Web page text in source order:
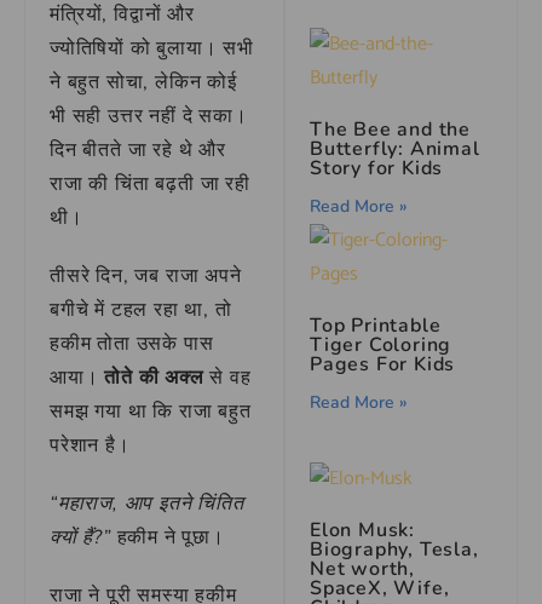
मंत्रियों, विद्वानों और
ज्योतिषियों को बुलाया। सभी
ने बहुत सोचा, लेकिन कोई
भी सही उत्तर नहीं दे सका।
दिन बीतते जा रहे थे और
राजा की चिंता बढ़ती जा रही
थी।
तीसरे दिन, जब राजा अपने
बगीचे में टहल रहा था, तो
हकीम तोता उसके पास
आया।तोते की अक्लसे वह
समझ गया था कि राजा बहुत
परेशान है।
“महाराज, आप इतने चिंतित
क्यों हैं?”हकीम ने पूछा।
राजा ने पूरी समस्या हकीम
The Bee and the
Butterfly: Animal
Story for Kids
Read More »
Top Printable
Tiger Coloring
Pages For Kids
Read More »
Elon Musk:
Biography, Tesla,
Net worth,
SpaceX, Wife,